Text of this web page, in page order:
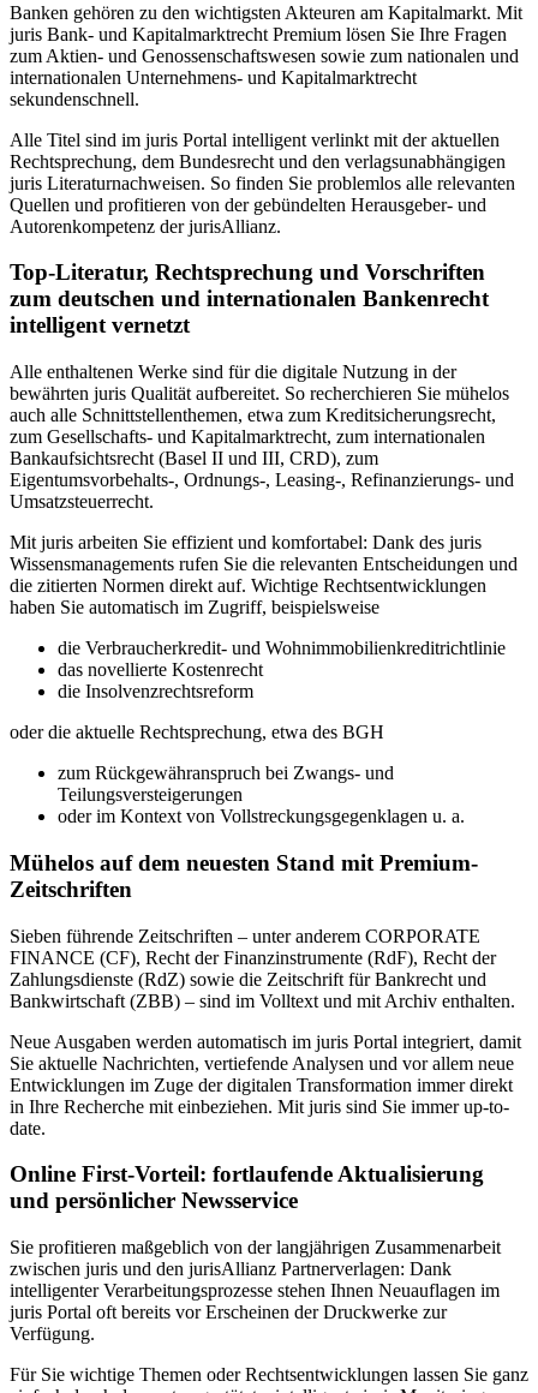
Banken gehören zu den wichtigsten Akteuren am Kapitalmarkt. Mit
juris Bank- und Kapitalmarktrecht Premium lösen Sie Ihre Fragen
zum Aktien- und Genossenschaftswesen sowie zum nationalen und
internationalen Unternehmens- und Kapitalmarktrecht
sekundenschnell.
Alle Titel sind im juris Portal intelligent verlinkt mit der aktuellen
Rechtsprechung, dem Bundesrecht und den verlagsunabhängigen
juris Literaturnachweisen. So finden Sie problemlos alle relevanten
Quellen und profitieren von der gebündelten Herausgeber- und
Autorenkompetenz der jurisAllianz.
Top-Literatur, Rechtsprechung und Vorschriften
zum deutschen und internationalen Bankenrecht
intelligent vernetzt
Alle enthaltenen Werke sind für die digitale Nutzung in der
bewährten juris Qualität aufbereitet. So recherchieren Sie mühelos
auch alle Schnittstellenthemen, etwa zum Kreditsicherungsrecht,
zum Gesellschafts- und Kapitalmarktrecht, zum internationalen
Bankaufsichtsrecht (Basel II und III, CRD), zum
Eigentumsvorbehalts-, Ordnungs-, Leasing-, Refinanzierungs- und
Umsatzsteuerrecht.
Mit juris arbeiten Sie effizient und komfortabel: Dank des juris
Wissensmanagements rufen Sie die relevanten Entscheidungen und
die zitierten Normen direkt auf. Wichtige Rechtsentwicklungen
haben Sie automatisch im Zugriff, beispielsweise
die Verbraucherkredit- und Wohnimmobilienkreditrichtlinie
das novellierte Kostenrecht
die Insolvenzrechtsreform
oder die aktuelle Rechtsprechung, etwa des BGH
zum Rückgewähranspruch bei Zwangs- und
Teilungsversteigerungen
oder im Kontext von Vollstreckungsgegenklagen u. a.
Mühelos auf dem neuesten Stand mit Premium-
Zeitschriften
Sieben führende Zeitschriften – unter anderem CORPORATE
FINANCE (CF), Recht der Finanzinstrumente (RdF), Recht der
Zahlungsdienste (RdZ) sowie die Zeitschrift für Bankrecht und
Bankwirtschaft (ZBB) – sind im Volltext und mit Archiv enthalten.
Neue Ausgaben werden automatisch im juris Portal integriert, damit
Sie aktuelle Nachrichten, vertiefende Analysen und vor allem neue
Entwicklungen im Zuge der digitalen Transformation immer direkt
in Ihre Recherche mit einbeziehen. Mit juris sind Sie immer up-to-
date.
Online First-Vorteil: fortlaufende Aktualisierung
und persönlicher Newsservice
Sie profitieren maßgeblich von der langjährigen Zusammenarbeit
zwischen juris und den jurisAllianz Partnerverlagen: Dank
intelligenter Verarbeitungsprozesse stehen Ihnen Neuauflagen im
juris Portal oft bereits vor Erscheinen der Druckwerke zur
Verfügung.
Für Sie wichtige Themen oder Rechtsentwicklungen lassen Sie ganz